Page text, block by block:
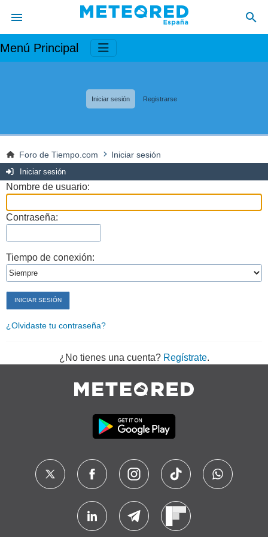
Menú Principal
Iniciar sesión Registrarse
Foro de Tiempo.com Iniciar sesión
Iniciar sesión
Nombre de usuario:
Contraseña:
Tiempo de conexión:
¿Olvidaste tu contraseña?
¿No tienes una cuenta? Regístrate.